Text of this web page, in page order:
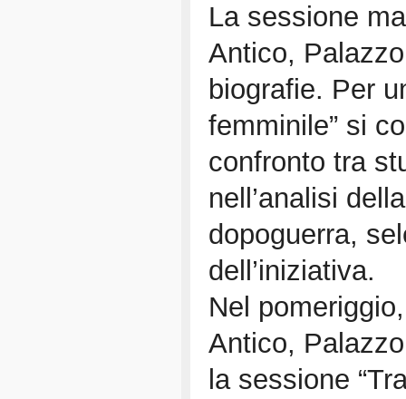
La sessione
Antico,
biografie. Per
femminile” si
confronto tra
nell’analisi
dopoguerra,
dell’iniziativa.
Nel
Antico,
la sessione